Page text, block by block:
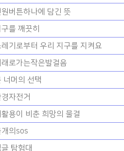
원버튼하나에 담긴 뜻
구를 깨끗히
기로부터 우리 지구를 지켜요
래로가는작은발걸음
너머의 선택
자전거
용이 비춘 희망의 물결
개의sos
글 탐험대